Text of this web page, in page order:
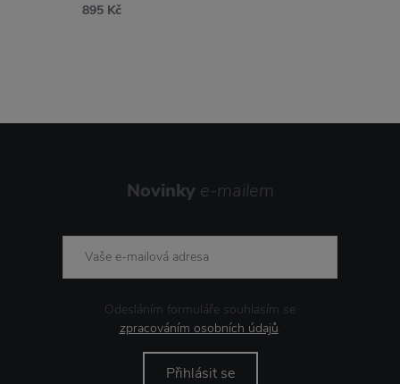
895 Kč
Novinky e-mailem
Odesláním formuláře souhlasím se
zpracováním osobních údajů.
Přihlásit se